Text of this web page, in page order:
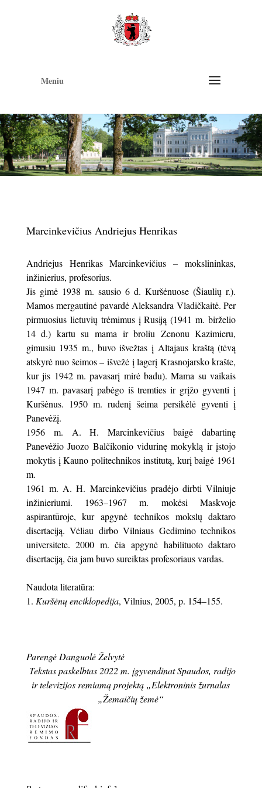
Meniu
Marcinkevičius Andriejus Henrikas
Andriejus Henrikas Marcinkevičius – mokslininkas,
inžinierius, profesorius.
Jis gimė 1938 m. sausio 6 d. Kuršėnuose (Šiaulių r.).
Mamos mergautinė pavardė Aleksandra Vladičkaitė. Per
pirmuosius lietuvių trėmimus į Rusiją (1941 m. birželio
14 d.) kartu su mama ir broliu Zenonu Kazimieru,
gimusiu 1935 m., buvo išvežtas į Altajaus kraštą (tėvą
atskyrė nuo šeimos – išvežė į lagerį Krasnojarsko krašte,
kur jis 1942 m. pavasarį mirė badu). Mama su vaikais
1947 m. pavasarį pabėgo iš tremties ir grįžo gyventi į
Kuršėnus. 1950 m. rudenį šeima persikėlė gyventi į
Panevėžį.
1956 m. A. H. Marcinkevičius baigė dabartinę
Panevėžio Juozo Balčikonio vidurinę mokyklą ir įstojo
mokytis į Kauno politechnikos institutą, kurį baigė 1961
m.
1961 m. A. H. Marcinkevičius pradėjo dirbti Vilniuje
inžinieriumi. 1963–1967 m. mokėsi Maskvoje
aspirantūroje, kur apgynė technikos mokslų daktaro
disertaciją. Vėliau dirbo Vilniaus Gedimino technikos
universitete. 2000 m. čia apgynė habilituoto daktaro
disertaciją, čia jam buvo sureiktas profesoriaus vardas.
Naudota literatūra:
Kuršėnų enciklopedija, Vilnius, 2005, p. 154–155.
Parengė Danguolė Želvytė
Tekstas paskelbtas 2022 m. įgyvendinat Spaudos, radijo
ir televizijos remiamą projektą „Elektroninis žurnalas
„Žemaičių žemė“